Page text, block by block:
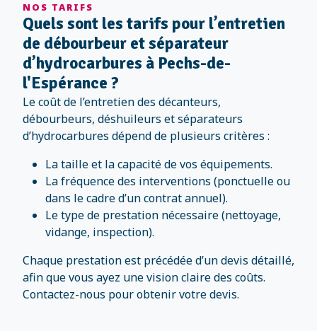
NOS TARIFS
Quels sont les tarifs pour l’entretien
de débourbeur et séparateur
d’hydrocarbures à Pechs-de-
l'Espérance ?
Le coût de l’entretien des décanteurs,
débourbeurs, déshuileurs et séparateurs
d’hydrocarbures dépend de plusieurs critères :
La taille et la capacité de vos équipements.
La fréquence des interventions (ponctuelle ou
dans le cadre d’un contrat annuel).
Le type de prestation nécessaire (nettoyage,
vidange, inspection).
Chaque prestation est précédée d’un devis détaillé,
afin que vous ayez une vision claire des coûts.
Contactez-nous pour obtenir votre devis.